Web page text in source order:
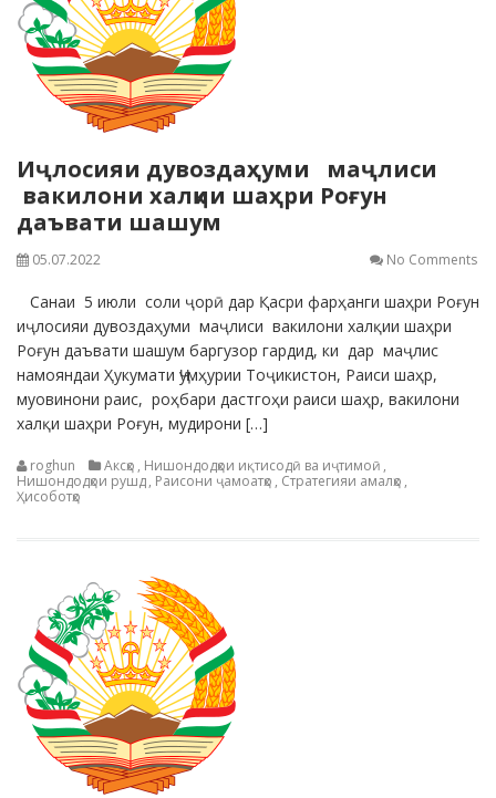
Иҷлосияи дувоздаҳуми маҷлиси
вакилони халқии шаҳри Роғун
даъвати шашум
05.07.2022 No Comments
Санаи 5 июли соли ҷорӣ дар Қасри фарҳанги шаҳри Роғун
иҷлосияи дувоздаҳуми маҷлиси вакилони халқии шаҳри
Роғун даъвати шашум баргузор гардид, ки дар маҷлис
намояндаи Ҳукумати Ҷумҳурии Тоҷикистон, Раиси шаҳр,
муовинони раис, роҳбари дастгоҳи раиси шаҳр, вакилони
халқи шаҳри Роғун, мудирони […]
roghun Аксҳо , Нишондодҳои иқтисодӣ ва иҷтимоӣ ,
Нишондодҳои рушд, Раисони ҷамоатҳо , Стратегияи амалҳо ,
Ҳисоботҳо